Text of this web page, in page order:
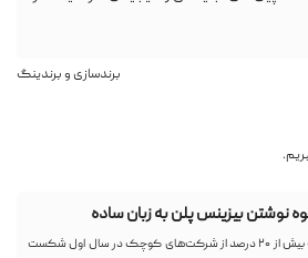
برندسازی و برندینگ
نوشتن بیزینس پلن به زبان ساده
در عصری که بیش از ۲۰ درصد از شرکت‌های کوچک در سال اول شکست